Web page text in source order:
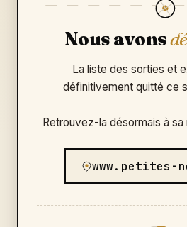
Nous avons
La liste des sorties et
définitivement quitté ce
Retrouvez-la désormais à
www.petites-